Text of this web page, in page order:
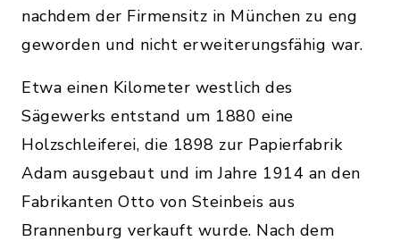
nachdem der Firmensitz in München zu eng
geworden und nicht erweiterungsfähig war.
Etwa einen Kilometer westlich des
Sägewerks entstand um 1880 eine
Holzschleiferei, die 1898 zur Papierfabrik
Adam ausgebaut und im Jahre 1914 an den
Fabrikanten Otto von Steinbeis aus
Brannenburg verkauft wurde. Nach dem